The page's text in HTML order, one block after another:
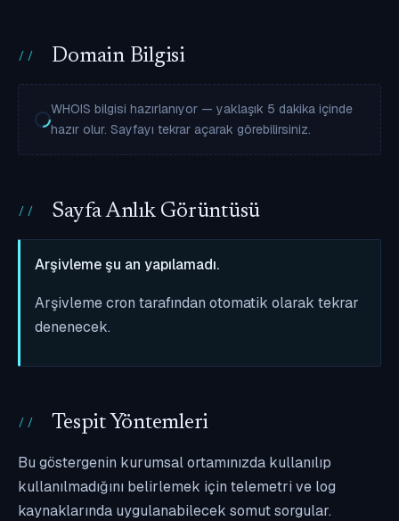
Domain Bilgisi
WHOIS bilgisi hazırlanıyor — yaklaşık 5 dakika içinde
hazır olur. Sayfayı tekrar açarak görebilirsiniz.
Sayfa Anlık Görüntüsü
Arşivleme şu an yapılamadı.
Arşivleme cron tarafından otomatik olarak tekrar
denenecek.
Tespit Yöntemleri
Bu göstergenin kurumsal ortamınızda kullanılıp
kullanılmadığını belirlemek için telemetri ve log
kaynaklarında uygulanabilecek somut sorgular.